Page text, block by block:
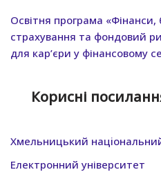
Освітня програма «Фінанси,
страхування та фондовий
для кар’єри у фінансовому
Корисні
Хмельницький
Електронний університет